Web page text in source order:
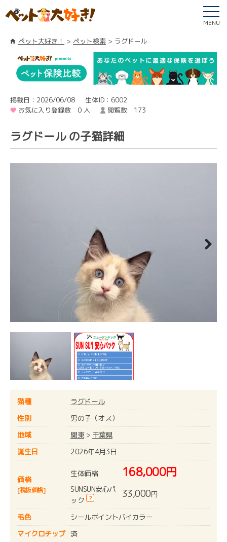
MENU
ペット大好き！ ペット検索 ラグドール
掲載日：2026/06/08
生体ID：6002
お気に入り登録数 0 人
閲覧数 173
ラグドール の子猫詳細
猫種
ラグドール
性別
男の子（オス）
地域
関東> 千葉県
誕生日
2026年4月3日
価格
[税抜価格]
生体価格 168,000円
SUNSUN安心パ
ック
? 33,000円
毛色
シールポイントバイカラー
マイクロチップ 済